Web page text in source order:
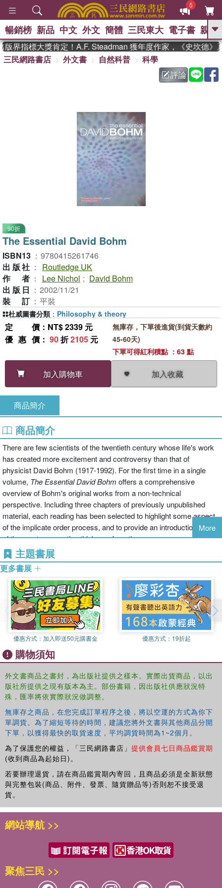
5
GO
熱搜： 東野圭吾 、
父親節 、 如果歷
暑期推薦 、 國際布克
偉大的迷走神經
暢銷榜 新品 中文 外文 簡體 三民東大 電子書 親子
界指標大獎肯定！A.F. Steadman 獲年度作家，《史坎德》
三民網路書店
外文書 自然科普
科學
評論
90折
The Essential David Bohm
ISBN13 ： 9780415261746
出版社 ：
Routledge UK
作者 ： Lee Nichol ; David Bohm
出版日 ： 2002/11/21
裝訂 ： 平裝
定價 ：NT$ 2339 元
優惠價 ： 90折2105 元
加入購物車 加入收藏
無庫存，下單後進貨(到貨天數約
45-60天)
下單可得紅利積點 ：63 點
杜威圖書分類 ： Philosophy & theory
商品簡介
商品簡介
There are few scientists of the twentieth century whose life's work
has created more excitement and controversy than that of
physicist David Bohm (1917-1992). For the first time in a single
volume, The Essential David Bohm offers a comprehensive
overview of Bohm's original works from a non-technical
perspective. Including three chapters of previously unpublished
material, each reading has been selected to highlight some aspect
of the implicate order process, and to provide an introduction to one
of the most provocative thinkers of our time.
More
主題書展
更多書展
優惠方式： 加入即送50元購書金 優惠方式： 19折起
購物須知
外文書商品之書封，為出版社提供之樣本。實際出貨商品，以出
版社所提供之現有版本為主。部份書籍，因出版社供應狀況特
殊，匯率將依實際狀況做調整。
無庫存之商品，在您完成訂單程序之後，將以空運的方式為你下
單調貨。為了縮短等待的時間，建議您將外文書與其他商品分開
下單，以獲得最快的取貨速度，平均調貨時間為1~2個月。
為了保護您的權益，「三民網路書店」 提供會員七日商品鑑賞期
(收到商品為起始日)。
若要辦理退貨，請在商品鑑賞期內寄回，且商品必須是全新狀態
與完整包裝(商品、附件、發票、隨貨贈品等)否則恕不接受退
貨。
網站導航 >>
聚焦三民 >>